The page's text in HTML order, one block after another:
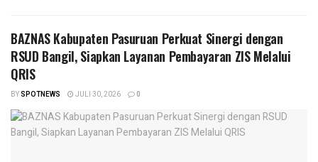
BAZNAS Kabupaten Pasuruan Perkuat Sinergi dengan
RSUD Bangil, Siapkan Layanan Pembayaran ZIS Melalui
QRIS
BYSPOTNEWS JULI 30, 2026 0